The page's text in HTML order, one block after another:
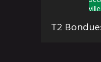
T2